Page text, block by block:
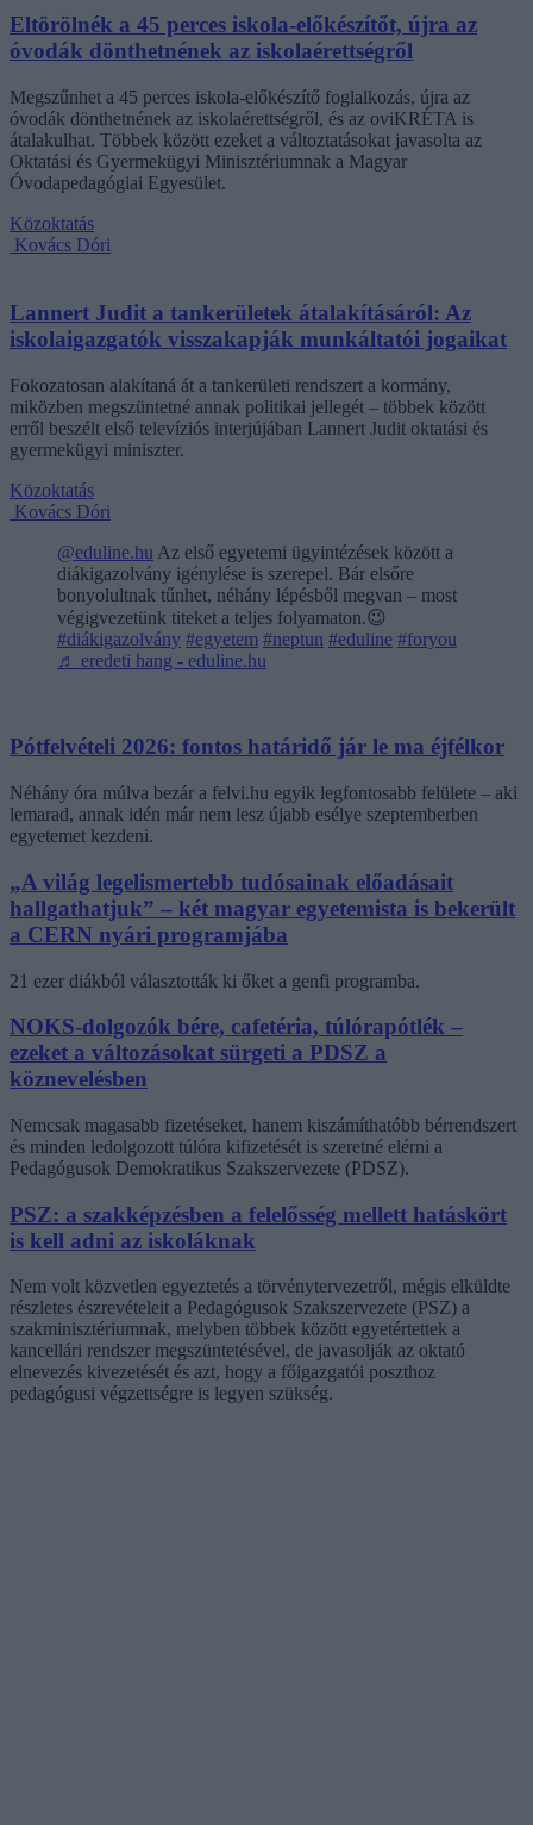
Eltörölnék a 45 perces iskola-előkészítőt, újra az
óvodák dönthetnének az iskolaérettségről
Megszűnhet a 45 perces iskola-előkészítő foglalkozás, újra az
óvodák dönthetnének az iskolaérettségről, és az oviKRÉTA is
átalakulhat. Többek között ezeket a változtatásokat javasolta az
Oktatási és Gyermekügyi Minisztériumnak a Magyar
Óvodapedagógiai Egyesület.
Közoktatás
Kovács Dóri
Lannert Judit a tankerületek átalakításáról: Az
iskolaigazgatók visszakapják munkáltatói jogaikat
Fokozatosan alakítaná át a tankerületi rendszert a kormány,
miközben megszüntetné annak politikai jellegét – többek között
erről beszélt első televíziós interjújában Lannert Judit oktatási és
gyermekügyi miniszter.
Közoktatás
Kovács Dóri
@eduline.hu Az első egyetemi ügyintézések között a
diákigazolvány igénylése is szerepel. Bár elsőre
bonyolultnak tűnhet, néhány lépésből megvan – most
végigvezetünk titeket a teljes folyamaton.😉
#diákigazolvány #egyetem #neptun #eduline #foryou
♬ eredeti hang - eduline.hu
Pótfelvételi 2026: fontos határidő jár le ma éjfélkor
Néhány óra múlva bezár a felvi.hu egyik legfontosabb felülete – aki
lemarad, annak idén már nem lesz újabb esélye szeptemberben
egyetemet kezdeni.
„A világ legelismertebb tudósainak előadásait
hallgathatjuk” – két magyar egyetemista is bekerült
a CERN nyári programjába
21 ezer diákból választották ki őket a genfi programba.
NOKS-dolgozók bére, cafetéria, túlórapótlék –
ezeket a változásokat sürgeti a PDSZ a
köznevelésben
Nemcsak magasabb fizetéseket, hanem kiszámíthatóbb bérrendszert
és minden ledolgozott túlóra kifizetését is szeretné elérni a
Pedagógusok Demokratikus Szakszervezete (PDSZ).
PSZ: a szakképzésben a felelősség mellett hatáskört
is kell adni az iskoláknak
Nem volt közvetlen egyeztetés a törvénytervezetről, mégis elküldte
részletes észrevételeit a Pedagógusok Szakszervezete (PSZ) a
szakminisztériumnak, melyben többek között egyetértettek a
kancellári rendszer megszüntetésével, de javasolják az oktató
elnevezés kivezetését és azt, hogy a főigazgatói poszthoz
pedagógusi végzettségre is legyen szükség.